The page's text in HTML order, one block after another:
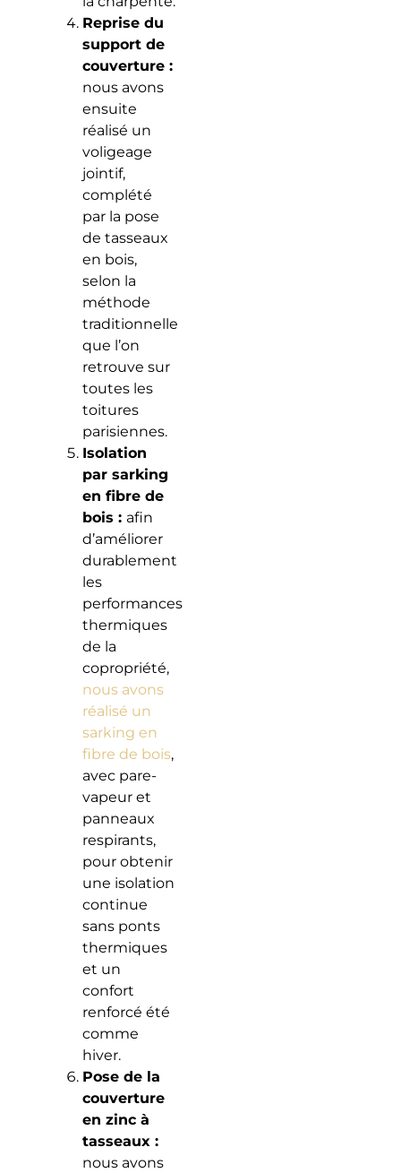
Reprise du
support de
couverture :
nous avons
ensuite
réalisé un
voligeage
jointif,
complété
par la pose
de tasseaux
en bois,
selon la
méthode
traditionnelle
que l’on
retrouve sur
toutes les
toitures
parisiennes.
Isolation
par sarking
en fibre de
bois : afin
d’améliorer
durablement
les
performances
thermiques
de la
copropriété,
nous avons
réalisé un
sarking en
fibre de bois,
avec pare-
vapeur et
panneaux
respirants,
pour obtenir
une isolation
continue
sans ponts
thermiques
et un
confort
renforcé été
comme
hiver.
Pose de la
couverture
en zinc à
tasseaux :
nous avons